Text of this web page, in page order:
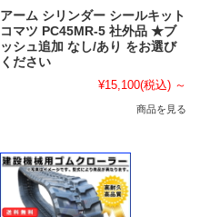
アーム シリンダー シールキット
コマツ PC45MR-5 社外品 ★ブ
ッシュ追加 なし/あり をお選び
ください
¥15,100(税込) ～
商品を見る